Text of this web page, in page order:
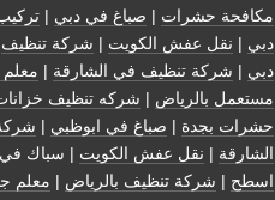
مكافحة حشرات | صباغ في دبي |
دبي | نقل عفش الكويت | شركة تنظيف
دبي | شركة تنظيف في الشارقة |
مستعمل بالرياض | شركه تنظيف
حشرات بجدة | صباغ في ابوظبي |
الشارقة | نقل عفش الكويت | سباك
اسطح | شركة تنظيف بالرياض | معلم